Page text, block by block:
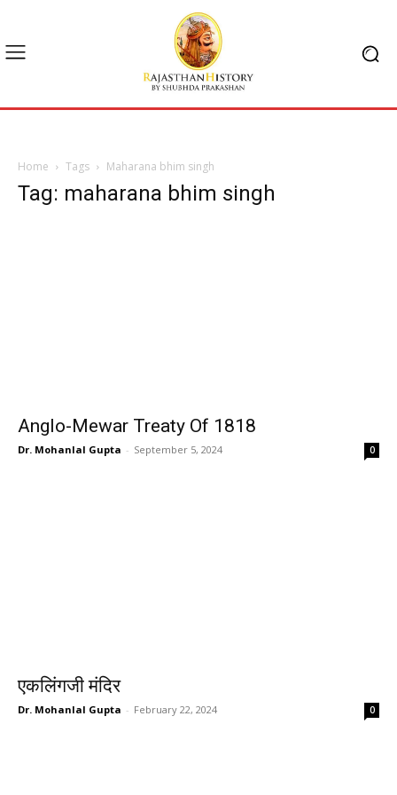
Home Tags Maharana bhim singh
Tag: maharana bhim singh
Anglo-Mewar Treaty Of 1818
Dr. Mohanlal Gupta - September 5, 2024 0
एकलिंगजी मंदिर
Dr. Mohanlal Gupta - February 22, 2024 0